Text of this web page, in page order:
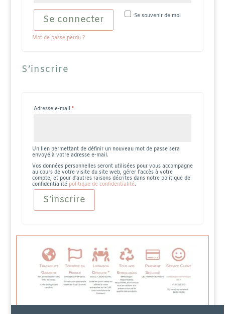
Se souvenir de moi
Se connecter
Mot de passe perdu ?
S’inscrire
Adresse e-mail *Obligatoire
Un lien permettant de définir un nouveau mot de passe sera
envoyé à votre adresse e-mail.
Vos données personnelles seront utilisées pour vous accompagne
au cours de votre visite du site web, gérer l'accès à votre
compte, et pour d'autres raisons décrites dans notre politique de
confidentialité politique de confidentialité.
S’inscrire